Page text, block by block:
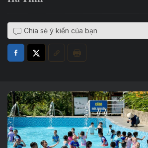
Chia sẻ ý kiến của bạn